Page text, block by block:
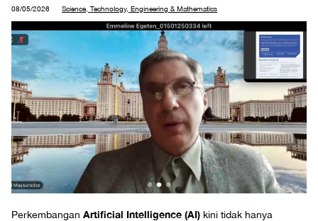
08/05/2026 Science, Technology, Engineering & Mathematics
Perkembangan Artificial Intelligence (AI) kini tidak hanya